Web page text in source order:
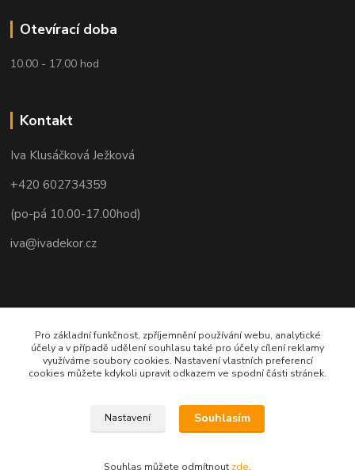
Otevírací doba
10.00 - 17.00 hod
Kontakt
Iva Klusáčková Ježková
+420 602734359
(po-pá 10.00-17.00hod)
iva@ivadekor.cz
Pro základní funkčnost, zpříjemnění používání webu, analytické
účely a v případě udělení souhlasu také pro účely cílení reklamy
využíváme soubory cookies. Nastavení vlastních preferencí
cookies můžete kdykoli upravit odkazem ve spodní části stránek.
Nastavení Souhlasím
Souhlas můžete odmítnout zde.